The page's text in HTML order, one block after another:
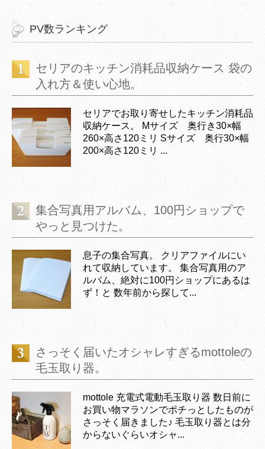
PV数ランキング
セリアのキッチン消耗品収納ケース 袋の
入れ方＆使い心地。
セリアでお取り寄せしたキッチン消耗品
収納ケース。 Mサイズ 奥行き30×幅
260×高さ120ミリ Sサイズ 奥行30×幅
200×高さ120ミリ ...
集合写真用アルバム、100円ショップで
やっと見つけた。
息子の集合写真。 クリアファイルにい
れて収納しています。 集合写真用のア
ルバム、絶対に100円ショップにあるは
ず！と 数年前から探して...
さっそく届いたオシャレすぎるmottoleの
毛玉取り器。
mottole 充電式電動毛玉取り器 数日前に
お買い物マラソンでポチっとしたものが
さっそく届きました♪ 毛玉取り器とは分
からないぐらいオシャ...